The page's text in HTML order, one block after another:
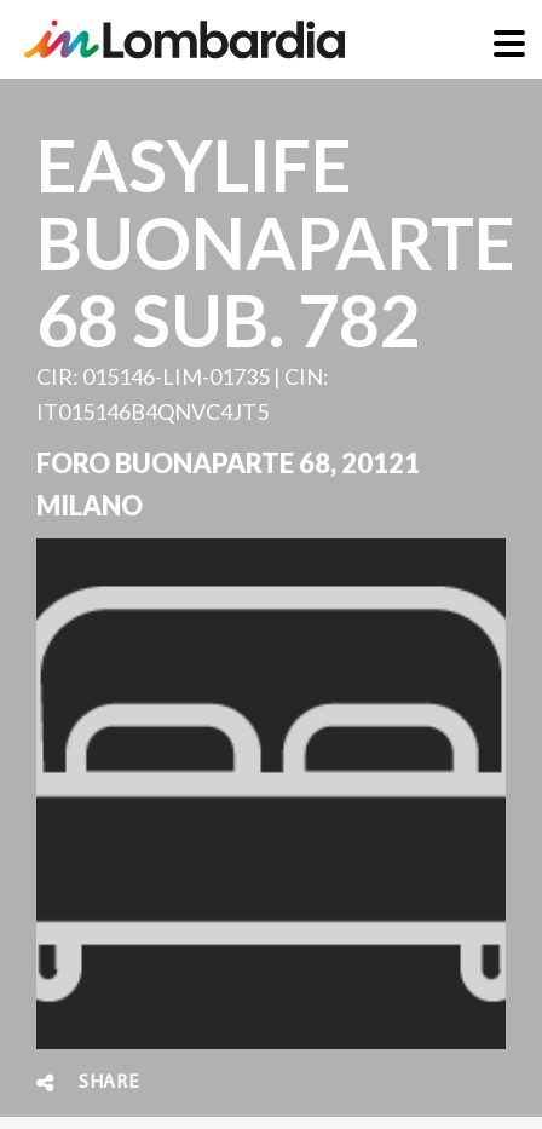
contentEASYLIFE
BUONAPARTE
68 SUB. 782
CIR: 015146-LIM-01735 | CIN:
IT015146B4QNVC4JT5
FORO BUONAPARTE 68,20121
MILANO
SHARE